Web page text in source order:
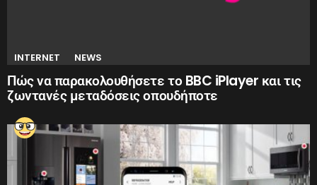
INTERNET NEWS
Πώς να παρακολουθήσετε το BBC iPlayer και τις
ζωντανές μεταδόσεις οπουδήποτε